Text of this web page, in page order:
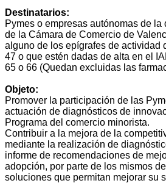
Destinatarios:
Pymes o empresas autónomas de la
de la Cámara de Comercio de
alguno de los epígrafes de actividad
47 o que estén dadas de alta en el
65 o 66 (Quedan excluidas las
Objeto:
Promover la participación de las
actuación de diagnósticos de
Programa del comercio minorista.
Contribuir a la mejora de la
mediante la realización de
informe de recomendaciones de
adopción, por parte de los mismos
soluciones que permitan mejorar su